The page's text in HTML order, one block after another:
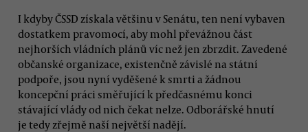
I kdyby ČSSD získala většinu v Senátu, ten není vybaven
dostatkem pravomocí, aby mohl převážnou část
nejhorších vládních plánů víc než jen zbrzdit. Zavedené
občanské organizace, existenčně závislé na státní
podpoře, jsou nyní vyděšené k smrti a žádnou
koncepční práci směřující k předčasnému konci
stávající vlády od nich čekat nelze. Odborářské hnutí
je tedy zřejmě naší největší nadějí.